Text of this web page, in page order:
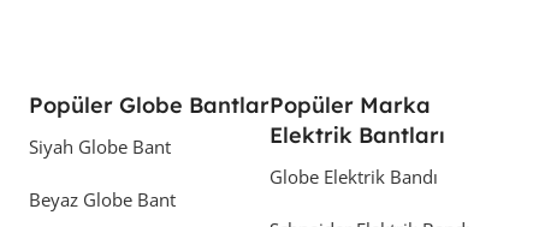
Popüler Globe Bantlar
Siyah Globe Bant
Beyaz Globe Bant
Popüler Marka
Elektrik Bantları
Globe Elektrik Bandı